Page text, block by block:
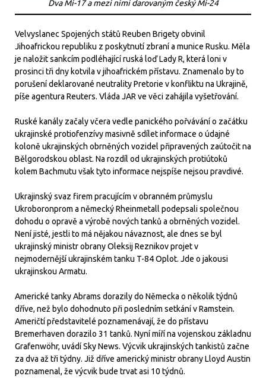
Dva Mi-17 a mezi nimi darovaným český Mi-24
Velvyslanec Spojených států Reuben Brigety obvinil
Jihoafrickou republiku z poskytnutí zbraní a munice Rusku. Měla
je naložit sankcím podléhající ruská loď Lady R, která loni v
prosinci tři dny kotvila v jihoafrickém přístavu. Znamenalo by to
porušení deklarované neutrality Pretorie v konfliktu na Ukrajině,
píše agentura Reuters. Vláda JAR ve věci zahájila vyšetřování.
Ruské kanály začaly včera vedle panického pořvávání o začátku
ukrajinské protiofenzívy masivně sdílet informace o údajné
koloně ukrajinských obrněných vozidel připravených zaútočit na
Bělgorodskou oblast. Na rozdíl od ukrajinských protiútoků
kolem Bachmutu však tyto informace nejspíše nejsou pravdivé.
Ukrajinský svaz firem pracujícím v obranném průmyslu
Ukroboronprom a německý Rheinmetall podepsali společnou
dohodu o opravě a výrobě nových tanků a obrněných vozidel.
Není jisté, jestli to má nějakou návaznost, ale dnes se byl
ukrajinský ministr obrany Oleksij Reznikov projet v
nejmodernější ukrajinském tanku T-84 Oplot. Jde o jakousi
ukrajinskou Armatu.
Americké tanky Abrams dorazily do Německa o několik týdnů
dříve, než bylo dohodnuto při posledním setkání v Ramstein.
Američtí představitelé poznamenávají, že do přístavu
Bremerhaven dorazilo 31 tanků. Nyní míří na vojenskou základnu
Grafenwöhr, uvádí Sky News. Výcvik ukrajinských tankistů začne
za dva až tři týdny. Již dříve americký ministr obrany Lloyd Austin
poznamenal, že výcvik bude trvat asi 10 týdnů.